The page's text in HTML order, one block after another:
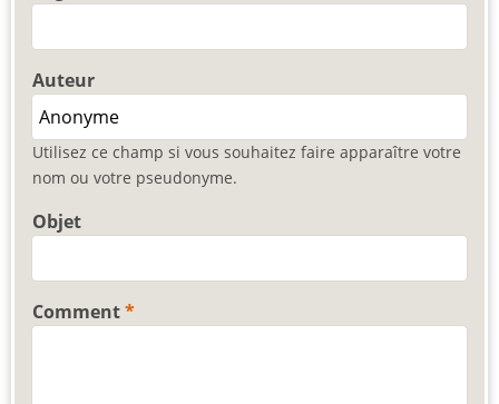
Auteur
Utilisez ce champ si vous souhaitez faire apparaître votre
nom ou votre pseudonyme.
Objet
Comment